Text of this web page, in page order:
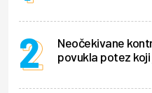
Neočekivane
povukla potez